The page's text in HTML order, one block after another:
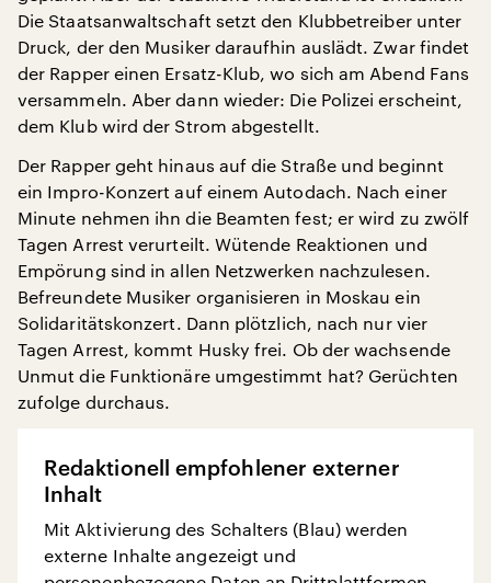
Die Staatsanwaltschaft setzt den Klubbetreiber unter
Druck, der den Musiker daraufhin auslädt. Zwar findet
der Rapper einen Ersatz-Klub, wo sich am Abend Fans
versammeln. Aber dann wieder: Die Polizei erscheint,
dem Klub wird der Strom abgestellt.
Der Rapper geht hinaus auf die Straße und beginnt
ein Impro-Konzert auf einem Autodach. Nach einer
Minute nehmen ihn die Beamten fest; er wird zu zwölf
Tagen Arrest verurteilt. Wütende Reaktionen und
Empörung sind in allen Netzwerken nachzulesen.
Befreundete Musiker organisieren in Moskau ein
Solidaritätskonzert. Dann plötzlich, nach nur vier
Tagen Arrest, kommt Husky frei. Ob der wachsende
Unmut die Funktionäre umgestimmt hat? Gerüchten
zufolge durchaus.
Redaktionell empfohlener externer
Inhalt
Mit Aktivierung des Schalters (Blau) werden
externe Inhalte angezeigt und